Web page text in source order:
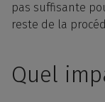
pas suffisante
reste de la
Quel